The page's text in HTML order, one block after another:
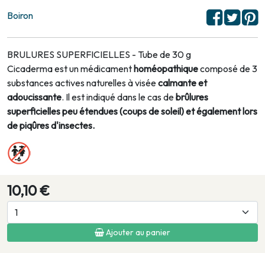
Boiron
BRULURES SUPERFICIELLES - Tube de 30 g
Cicaderma est un médicamenthoméopathiquecomposé de 3
substances actives naturelles à viséecalmante et
adoucissante. Il est indiqué dans le cas debrûlures
superficielles peu étendues (coups de soleil) et également lors
de piqûres d'insectes.
10,10 €
Ajouter au panier